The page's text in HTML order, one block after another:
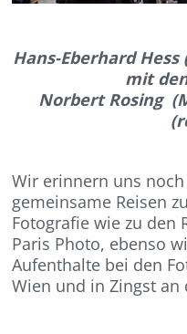
Hans-Eberhard
mit
Norbert Rosing
Wir erinnern uns
gemeinsame Reisen
Fotografie wie zu den
Paris Photo, ebenso
Aufenthalte bei den
Wien und in Zingst an